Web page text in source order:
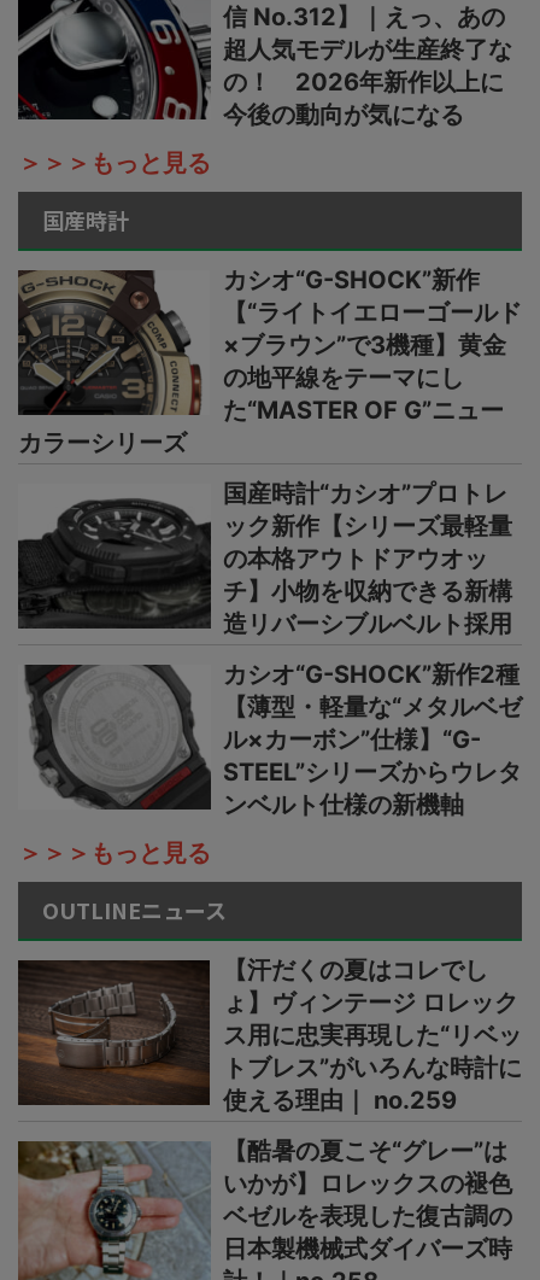
信 No.312】｜えっ、あの
超人気モデルが生産終了な
の！ 2026年新作以上に
今後の動向が気になる
＞＞＞もっと見る
国産時計
カシオ“G-SHOCK”新作
【“ライトイエローゴールド
×ブラウン”で3機種】黄金
の地平線をテーマにし
た“MASTER OF G”ニュー
カラーシリーズ
国産時計“カシオ”プロトレ
ック新作【シリーズ最軽量
の本格アウトドアウオッ
チ】小物を収納できる新構
造リバーシブルベルト採用
カシオ“G-SHOCK”新作2種
【薄型・軽量な“メタルベゼ
ル×カーボン”仕様】“G-
STEEL”シリーズからウレタ
ンベルト仕様の新機軸
＞＞＞もっと見る
OUTLINEニュース
【汗だくの夏はコレでし
ょ】ヴィンテージ ロレック
ス用に忠実再現した“リベッ
トブレス”がいろんな時計に
使える理由｜ no.259
【酷暑の夏こそ“グレー”は
いかが】ロレックスの褪色
ベゼルを表現した復古調の
日本製機械式ダイバーズ時